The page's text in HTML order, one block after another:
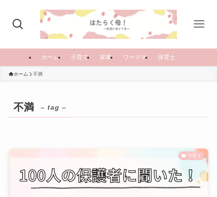
ホーム 子育て 家事 ワーママ 保育士
ホーム 不満
不満 – tag –
子育て